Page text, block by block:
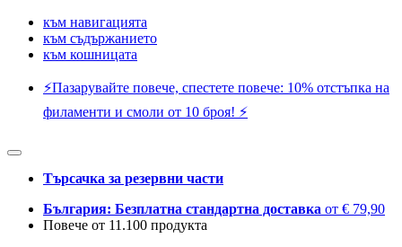
към навигацията
към съдържанието
към кошницата
⚡️Пазарувайте повече, спестете повече: 10% отстъпка на
филаменти и смоли от 10 броя! ⚡️
Търсачка за резервни части
България: Безплатна стандартна доставка от € 79,90
Повече от 11.100 продукта